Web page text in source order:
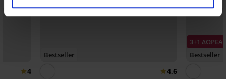
4
Bestseller
4,6
3+1
Bestseller